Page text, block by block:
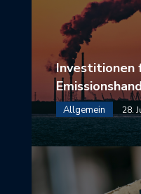
Investitionen
Allgemein 28.